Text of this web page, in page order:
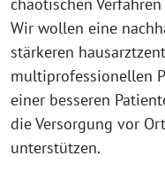
Wir wollen eine
stärkeren
multiprofessionellen
einer besseren
die Versorgung vor
unterstützen.